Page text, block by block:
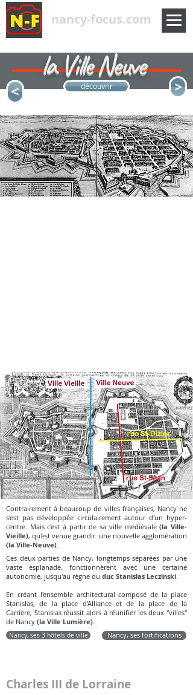
nancy-focus.com
découvrir <
la Ville Neuve
<
Contrairement à beaucoup de villes françaises, Nancy ne
s'est pas développée circulairement autour d'un hyper-
centre. Mais c'est à partir de sa ville médiévale(la Ville-
Vieille), qu'est venue grandir une nouvelle agglomération
(la Ville-Neuve).
Ces deux parties de Nancy, longtemps séparées par une
vaste esplanade, fonctionnèrent avec une certaine
autonomie, jusqu'au règne du duc Stanislas Leczinski.
En créant l'ensemble architectural composé de la place
Stanislas, de la place d'Alliance et de la place de la
Carrière, Stanislas réussit alors à réunifier les deux "villes"
de Nancy (la Ville Lumière).
Nancy, ses 3 hôtels de ville Nancy, ses fortifications
Charles III de Lorraine